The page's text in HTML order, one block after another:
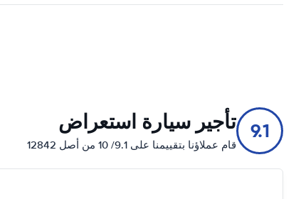
9.1 تأجير سيارة استعراض
قام عملاؤنا بتقييمنا على 9.1/ 10 من أصل 12842